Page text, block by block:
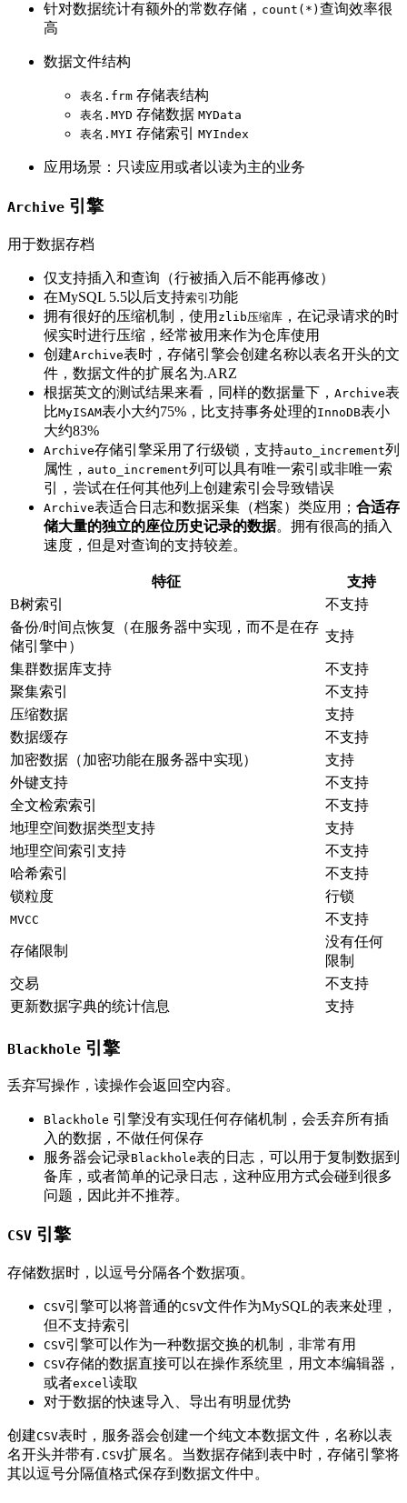
针对数据统计有额外的常数存储， count(*) 查询效率很
高
数据文件结构
表名.frm 存储表结构
表名.MYD 存储数据 MYData
表名.MYI 存储索引 MYIndex
应用场景：只读应用或者以读为主的业务
Archive 引擎
用于数据存档
仅支持插入和查询（行被插入后不能再修改）
在MySQL 5.5以后支持索引 功能
拥有很好的压缩机制，使用 zlib压缩库 ，在记录请求的时
候实时进行压缩，经常被用来作为仓库使用
创建Archive表时，存储引擎会创建名称以表名开头的文
件，数据文件的扩展名为.ARZ
根据英文的测试结果来看，同样的数据量下， Archive表
比MyISAM表小大约75%，比支持事务处理的InnoDB表小
大约83%
Archive存储引擎采用了行级锁，支持auto_increment列
属性， auto_increment列可以具有唯一索引或非唯一索
引，尝试在任何其他列上创建索引会导致错误
Archive表适合日志和数据采集（档案）类应用； 合适存
储大量的独立的座位历史记录的数据。拥有很高的插入
速度，但是对查询的支持较差。
特征
支持
B树索引
不支持
备份/时间点恢复（在服务器中实现，而不是在存
储引擎中）
支持
集群数据库支持
不支持
聚集索引
不支持
压缩数据
支持
数据缓存
不支持
加密数据（加密功能在服务器中实现）
支持
外键支持
不支持
全文检索索引
不支持
地理空间数据类型支持
支持
地理空间索引支持
不支持
哈希索引
不支持
锁粒度
行锁
MVCC 不支持
存储限制
没有任何
限制
交易
不支持
更新数据字典的统计信息
支持
Blackhole 引擎
丢弃写操作，读操作会返回空内容。
Blackhole 引擎没有实现任何存储机制，会丢弃所有插
入的数据，不做任何保存
服务器会记录Blackhole表的日志，可以用于复制数据到
备库，或者简单的记录日志，这种应用方式会碰到很多
问题，因此并不推荐。
CSV 引擎
存储数据时，以逗号分隔各个数据项。
CSV引擎可以将普通的CSV文件作为MySQL的表来处理，
但不支持索引
CSV引擎可以作为一种数据交换的机制，非常有用
CSV存储的数据直接可以在操作系统里，用文本编辑器，
或者excel 读取
对于数据的快速导入、导出有明显优势
创建CSV表时，服务器会创建一个纯文本数据文件，名称以表
名开头并带有 .CSV扩展名。当数据存储到表中时，存储引擎将
其以逗号分隔值格式保存到数据文件中。